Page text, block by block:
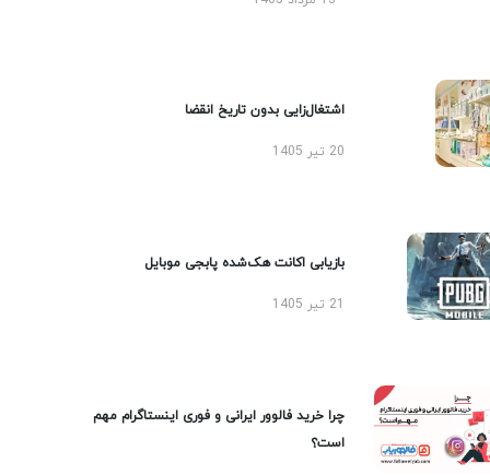
اشتغال‌زایی بدون تاریخ انقضا
20 تیر 1405
بازیابی اکانت هک‌شده پابجی موبایل
چرا خرید فالوور ایرانی و فوری اینستاگرام مهم
است؟